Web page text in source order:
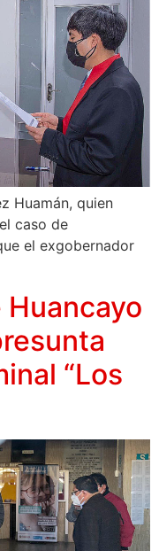
Huamán, quien
caso de
el exgobernador
“Los